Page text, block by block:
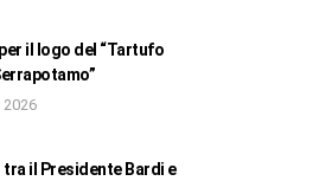
il logo del “Tartufo
tra il Presidente Bardi e